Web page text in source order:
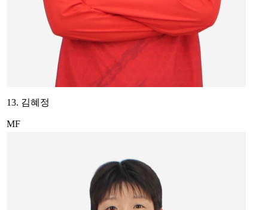
13. 김혜정
MF